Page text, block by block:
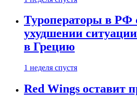
Туроператоры в РФ
ухудшении
в Грецию
1 неделя спустя
Red Wings оставит